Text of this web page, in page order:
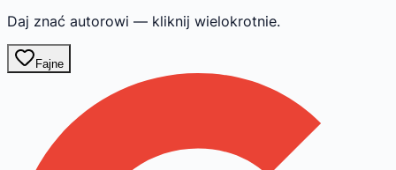
Daj znać autorowi — kliknij wielokrotnie.
Fajne